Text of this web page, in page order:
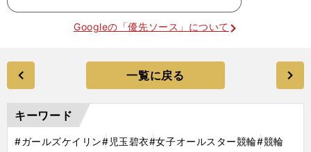
Googleの「優先ソース」について
一覧に戻る
キーワード
#ガールズケイリン#児玉碧衣#女子オールスター競輪#競輪